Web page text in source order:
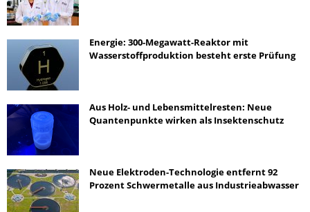
Energie: 300-Megawatt-Reaktor mit
Wasserstoffproduktion besteht erste Prüfung
Aus Holz- und Lebensmittelresten: Neue
Quantenpunkte wirken als Insektenschutz
Neue Elektroden-Technologie entfernt 92
Prozent Schwermetalle aus Industrieabwasser